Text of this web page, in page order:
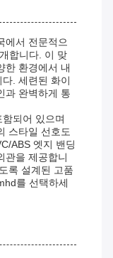
에서 전문적으
합니다. 이 맞
한 환경에서 내
. 세련된 화이
과 완벽하게 통
되어 있으며
스타일 선호도
ABS 엣지 밴딩
관을 제공합니
록 설계된 고품
를 선택하세